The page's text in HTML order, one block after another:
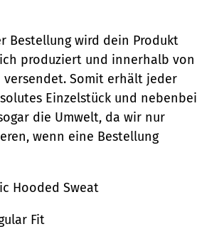
Bestellung wird dein Produkt
produziert und innerhalb von
versendet. Somit erhält jeder
Einzelstück und nebenbei
die Umwelt, da wir nur
wenn eine Bestellung
Hooded Sweat
Fit